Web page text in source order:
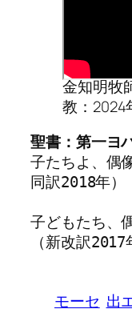
金知明牧
教：2024
聖書：第一ヨ
子たちよ、偶
同訳2018年）
子どもたち、
（新改訳2017
モーセ 出